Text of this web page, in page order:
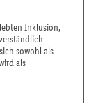
Inklusion,
sowohl als
als